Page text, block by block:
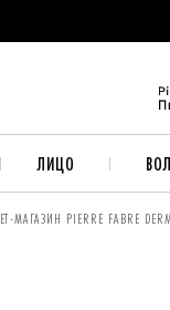
ЛИЦО
PIERRE FABRE